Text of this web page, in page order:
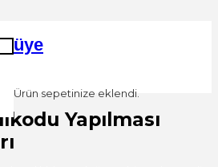
üye
Ürün sepetinize eklendi.
Yapılması